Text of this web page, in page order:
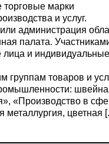
торговые марки
и услуг.
администрация
палата.
лица и
группам товаров и
«Производство в
цветная